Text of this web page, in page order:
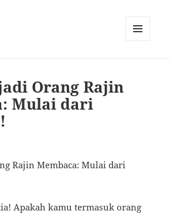
Orang Rajin
Mulai dari
Rajin Membaca: Mulai dari
Apakah kamu termasuk orang